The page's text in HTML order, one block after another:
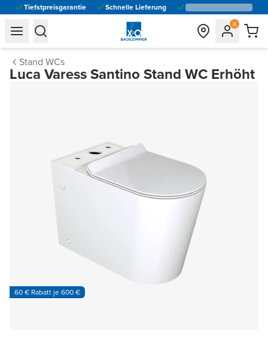
Tiefstpreisgarantie Schnelle Lieferung
general.navigation.toggle_menu.label
general.navigation.toggle_menu.label
Stand WCs
Luca Varess Santino Stand WC Erhöht
60 € Rabatt je 600 €